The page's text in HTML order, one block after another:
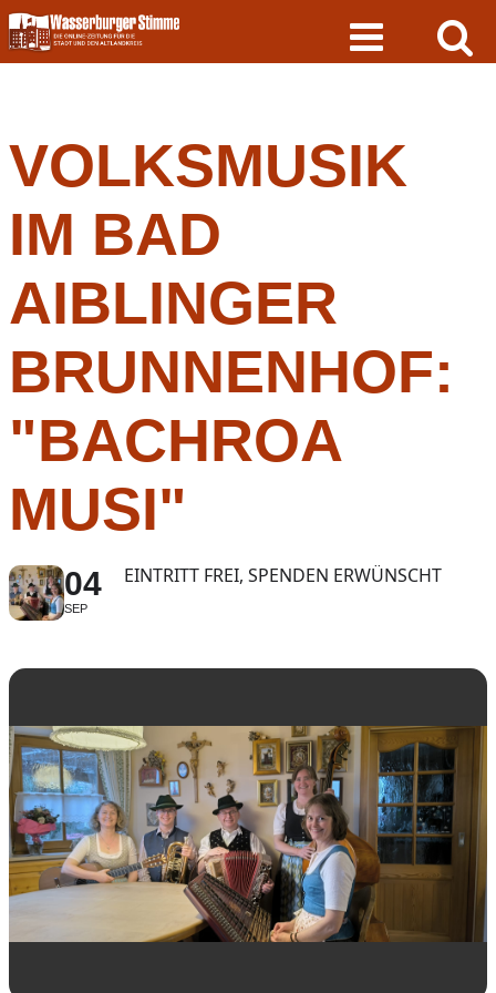
Skip
to
content
VOLKSMUSIK
IM BAD
AIBLINGER
BRUNNENHOF:
"BACHROA
MUSI"
04
SEP
EINTRITT FREI, SPENDEN ERWÜNSCHT